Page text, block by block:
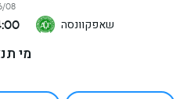
שאפקוונסה
08
מי